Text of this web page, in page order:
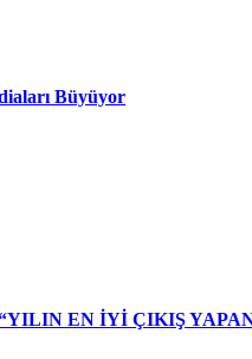
Büyüyor
EN İYİ ÇIKIŞ